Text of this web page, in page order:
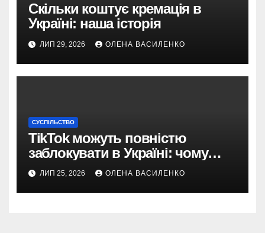
Скільки коштує кремація в
Україні: наша історія
ЛИП 29, 2026 ОЛЕНА ВАСИЛЕНКО
СУСПІЛЬСТВО
TikTok можуть повністю
заблокувати в Україні: чому
з’явилася така пропозиція
ЛИП 25, 2026 ОЛЕНА ВАСИЛЕНКО